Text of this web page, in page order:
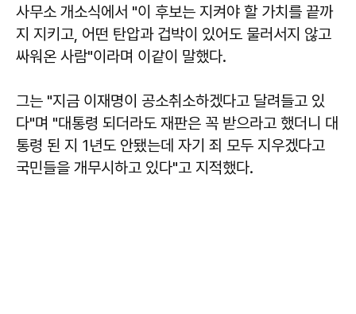
사무소 개소식에서 "이 후보는 지켜야 할 가치를 끝까
지 지키고, 어떤 탄압과 겁박이 있어도 물러서지 않고
싸워온 사람"이라며 이같이 말했다.
그는 "지금 이재명이 공소취소하겠다고 달려들고 있
다"며 "대통령 되더라도 재판은 꼭 받으라고 했더니 대
통령 된 지 1년도 안됐는데 자기 죄 모두 지우겠다고
국민들을 개무시하고 있다"고 지적했다.